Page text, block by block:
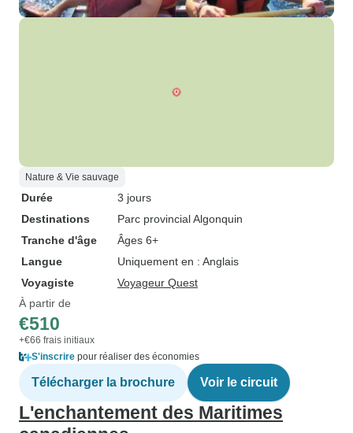
Nature & Vie sauvage
Durée
3 jours
Destinations
Parc provincial Algonquin
Tranche d'âge
Âges 6+
Langue
Uniquement en : Anglais
Voyagiste
Voyageur Quest
À partir de
€510
+€66 frais initiaux
S'inscrire pour réaliser des économies
Télécharger la brochure Voir le circuit
L'enchantement des Maritimes